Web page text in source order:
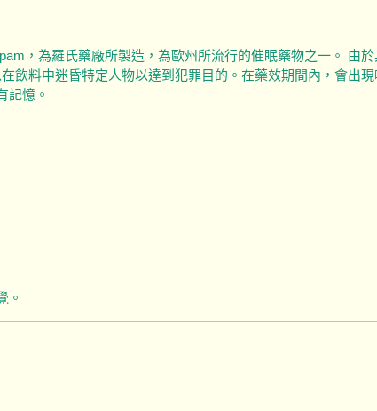
，為羅氏藥廠所製造，為歐州所流行的催眠藥物之一。 由
飲料中迷昏特定人物以達到犯罪目的。在藥效期間內，會出
記憶。
。